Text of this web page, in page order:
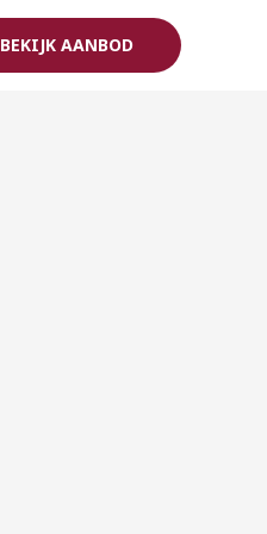
BEKIJK AANBOD